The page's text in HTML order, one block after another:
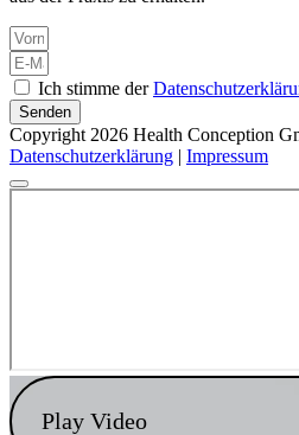
Ich stimme der
Senden
Copyright 2026 Health Conception
Datenschutzerklärung | Impressum
Play Video